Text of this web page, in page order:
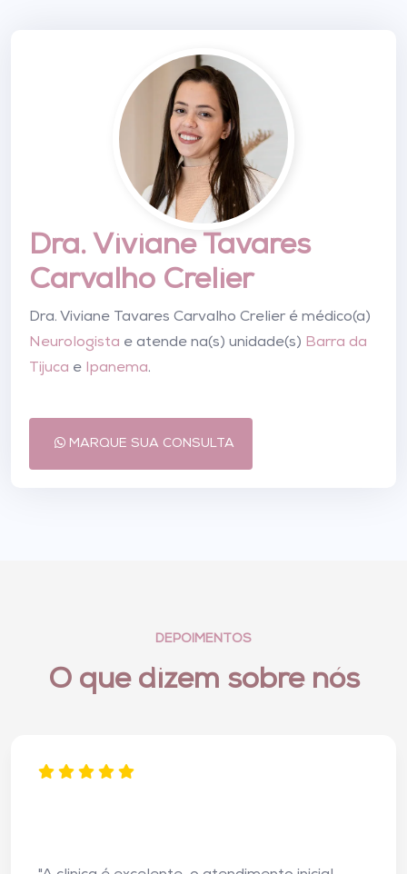
Dra. Viviane Tavares
Carvalho Crelier
Dra. Viviane Tavares Carvalho Crelier é médico(a)
Neurologista e atende na(s) unidade(s) Barra da
Tijuca e Ipanema.
MARQUE SUA CONSULTA
DEPOIMENTOS
O que dizem sobre nós